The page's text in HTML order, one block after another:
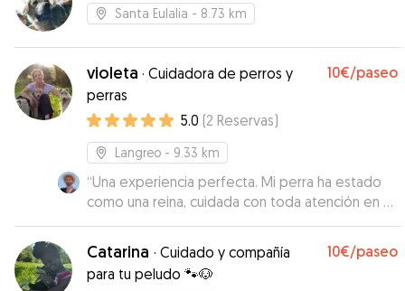
Santa Eulalia - 8.73 km
violeta · Cuidadora de perros y
perras
10€/paseo
5.0 (2 Reservas)
Langreo - 9.33 km
“Una experiencia perfecta. Mi perra ha estado
como una reina, cuidada con toda atención en un
entorno maravilloso y amigable. Violeta, además,
es super atenta. Acordé con ella que recogería
a mora cada día por la mañana, llevándosela por
la tarde, y no hubo ningún problema al respecto
Catarina · Cuidado y compañía
para tu peludo 🐾🐶
10€/paseo